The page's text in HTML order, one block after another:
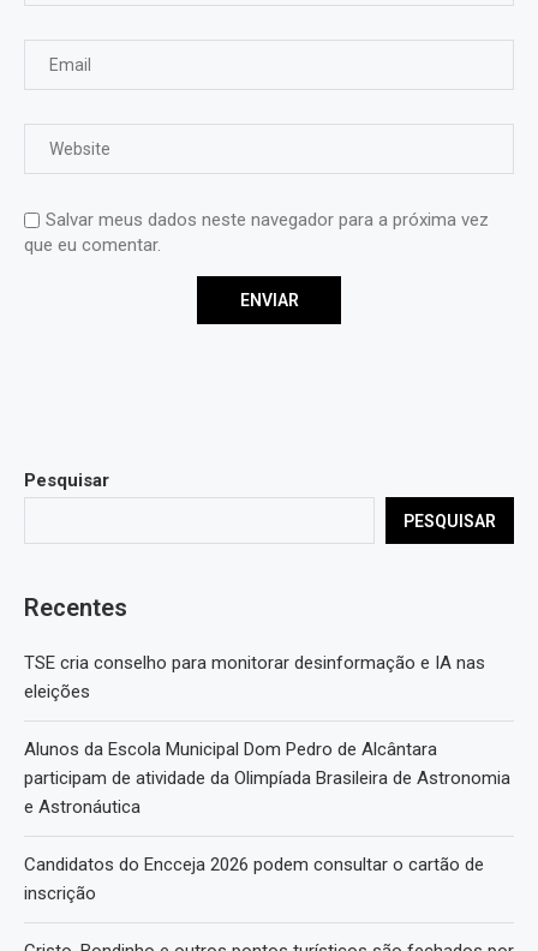
Salvar meus dados neste navegador para a próxima vez
que eu comentar.
Pesquisar
PESQUISAR
Recentes
TSE cria conselho para monitorar desinformação e IA nas
eleições
Alunos da Escola Municipal Dom Pedro de Alcântara
participam de atividade da Olimpíada Brasileira de Astronomia
e Astronáutica
Candidatos do Encceja 2026 podem consultar o cartão de
inscrição